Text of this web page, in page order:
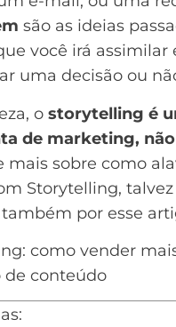
são as ideias
você irá assimilar
uma decisão ou
o storytelling é
de marketing,
mais sobre como
Storytelling, talvez
por esse
como vender
de conteúdo